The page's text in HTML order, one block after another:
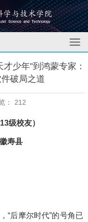
少年”到鸿蒙专家：
破局之道
： 212
级校友）
寿县
后摩尔时代”的号角已